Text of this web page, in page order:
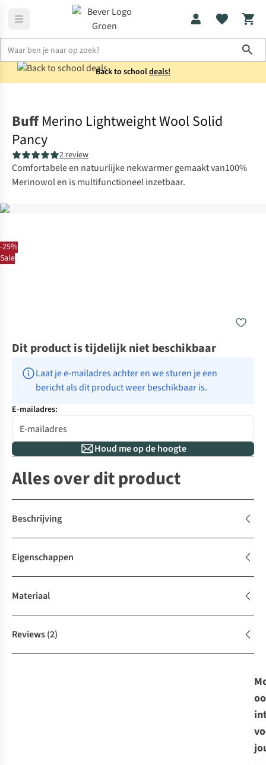
Back to schooldeals!
-25%
Sale
Buff Merino Lightweight Wool Solid
Pancy
2 review
Comfortabele en natuurlijke nekwarmer gemaakt van100%
Merinowol en is multifunctioneel inzetbaar.
Dit product is tijdelijk niet beschikbaar
Laat je e-mailadres achter en we sturen je een
bericht als dit product weer beschikbaar is.
E-mailadres:
Houd me op de hoogte
Alles over dit product
Beschrijving
Eigenschappen
Materiaal
Reviews(2)